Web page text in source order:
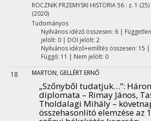
ROCZNIK PRZEMYSKI HISTORIA56 : z. 1 (25)
(2020)
Tudományos
Nyilvános idéző összesen: 6|
jelölt: 0 | DOI jelölt: 2
Nyilvános idéző+említés összesen: 15 |
Függő: 11 | Nem jelölt: 0
18 MARTON, GELLÉRT ERNŐ
„Szőnyből tudatjuk…”:
diplomata – Rimay János,
Tholdalagi Mihály –
összehasonlító elemzése az